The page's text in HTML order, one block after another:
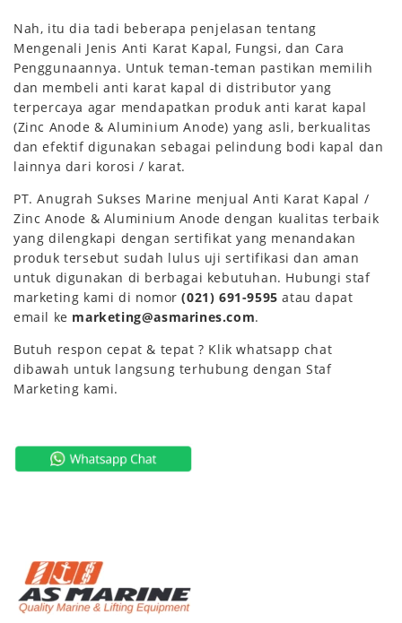
Nah, itu dia tadi beberapa penjelasan tentang
Mengenali Jenis Anti Karat Kapal, Fungsi, dan Cara
Penggunaannya. Untuk teman-teman pastikan memilih
dan membeli anti karat kapal di distributor yang
terpercaya agar mendapatkan produk anti karat kapal
(Zinc Anode & Aluminium Anode) yang asli, berkualitas
dan efektif digunakan sebagai pelindung bodi kapal dan
lainnya dari korosi / karat.
PT. Anugrah Sukses Marine menjual Anti Karat Kapal /
Zinc Anode & Aluminium Anode dengan kualitas terbaik
yang dilengkapi dengan sertifikat yang menandakan
produk tersebut sudah lulus uji sertifikasi dan aman
untuk digunakan di berbagai kebutuhan. Hubungi staf
marketing kami di nomor(021) 691-9595 atau dapat
email ke marketing@asmarines.com.
Butuh respon cepat & tepat ? Klik whatsapp chat
dibawah untuk langsung terhubung dengan Staf
Marketing kami.